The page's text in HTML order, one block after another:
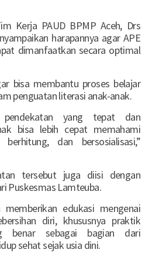
Kerja PAUD BPMP Aceh, Drs
harapannya agar APE
dimanfaatkan secara optimal
bisa membantu proses belajar
penguatan literasi anak-anak.
pendekatan yang tepat dan
bisa lebih cepat memahami
berhitung, dan bersosialisasi,”
tersebut juga diisi dengan
Puskesmas Lamteuba.
edukasi mengenai
diri, khususnya praktik
benar sebagai bagian dari
sehat sejak usia dini.